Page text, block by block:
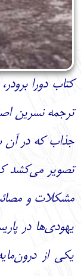
کتاب دورا
جذاب که در آن
تصویر می‌کشد
مشکلات و
یهودی‌ها در
یکی از